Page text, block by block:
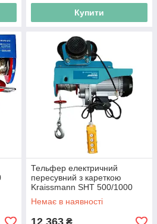
Купити
Тельфер електричний
пересувний з кареткою
Kraissmann SHT 500/1000
вантажопідйомністю до 1
тонни (трос 20 м)
Немає в наявності
12 363 ₴